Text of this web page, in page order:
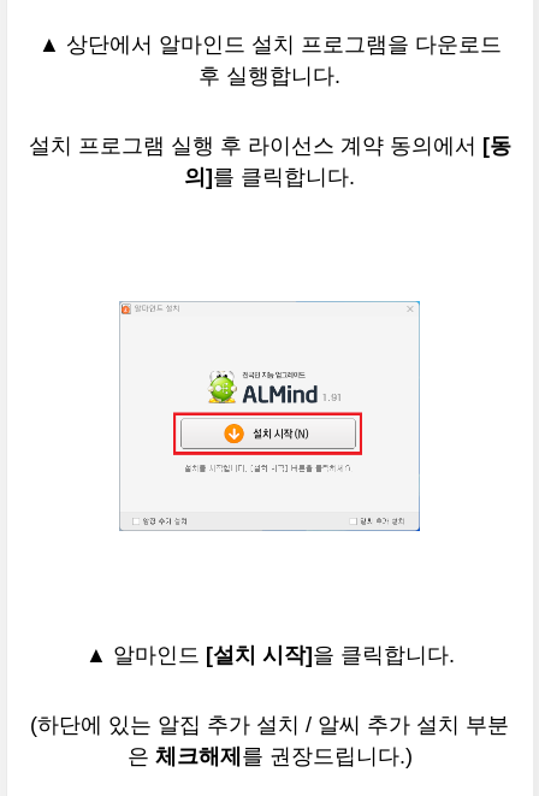
▲ 상단에서 알마인드 설치 프로그램을 다운로드
후 실행합니다.
설치 프로그램 실행 후 라이선스 계약 동의에서 [동
의] 를 클릭합니다.
▲ 알마인드 [설치 시작] 을 클릭합니다.
(하단에 있는 알집 추가 설치 / 알씨 추가 설치 부분
은 체크해제 를 권장드립니다.)